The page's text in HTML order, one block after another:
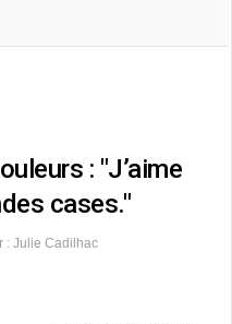
: "J’aime
cases."
: Julie Cadilhac